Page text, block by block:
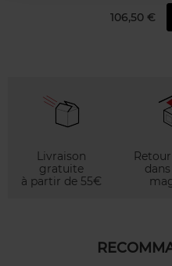
106,50 €
Livraison
gratuite
à partir de 55€